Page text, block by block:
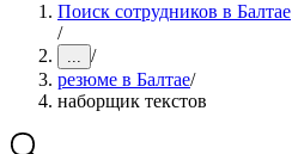
Поиск сотрудников в Балтае
/
... /
резюме в Балтае/
наборщик текстов